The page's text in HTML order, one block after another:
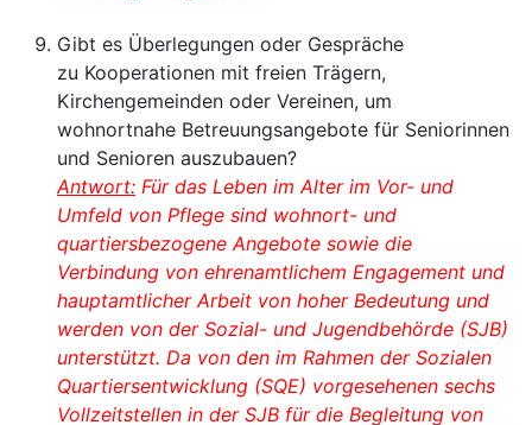
Gibt es Überlegungen oder Gespräche
zu Kooperationen mit freien Trägern,
Kirchengemeinden oder Vereinen, um
wohnortnahe Betreuungsangebote für Seniorinnen
und Senioren auszubauen?
Antwort: Für das Leben im Alter im Vor- und
Umfeld von Pflege sind wohnort- und
quartiersbezogene Angebote sowie die
Verbindung von ehrenamtlichem Engagement und
hauptamtlicher Arbeit von hoher Bedeutung und
werden von der Sozial- und Jugendbehörde (SJB)
unterstützt. Da von den im Rahmen der Sozialen
Quartiersentwicklung (SQE) vorgesehenen sechs
Vollzeitstellen in der SJB für die Begleitung von